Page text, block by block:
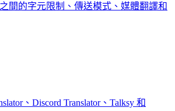
之間的字元限制、傳送模式、媒體翻譯和
、Discord Translator、Talksy 和